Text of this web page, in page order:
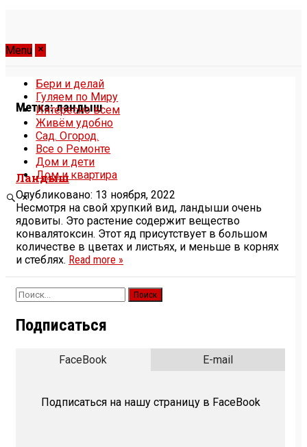
Menu
Бери и делай
Гуляем по Миру
Интересно всем
Живём удобно
Сад. Огород.
Все о Ремонте
Дом и дети
Дом и квартира
Метка:ландыш
Ландыш
Опубликовано: 13 ноября, 2022
Несмотря на свой хрупкий вид, ландыши очень
ядовиты. Это растение содержит вещество
конвалятоксин. Этот яд присутствует в большом
количестве в цветах и листьях, и меньше в корнях
и стеблях. Read more »
Найти:
Подписаться
FaceBook E-mail
Подписаться на нашу страницу в FaceBook